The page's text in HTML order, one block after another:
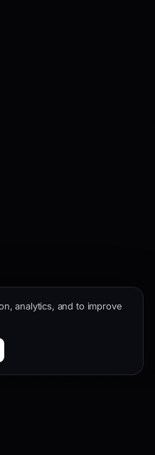
analytics, and to improve